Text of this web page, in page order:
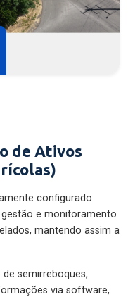
de Ativos
configurado
e monitoramento
mantendo assim a
semirreboques,
via software,